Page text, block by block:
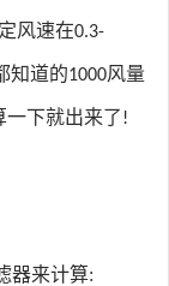
风速在0.3-
知道的1000风量
一下就出来了!
器来计算: